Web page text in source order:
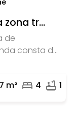
tr...
de
consta d...
m² bed 4 bathtub 1